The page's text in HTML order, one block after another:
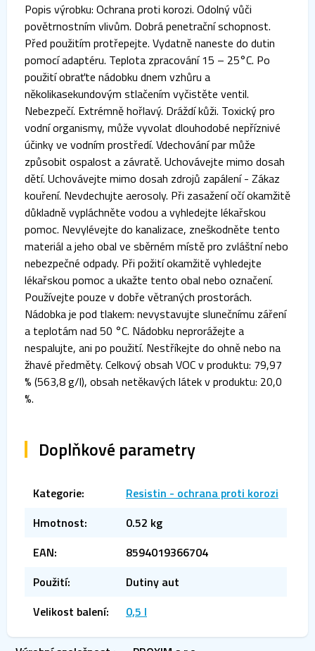
Popis výrobku: Ochrana proti korozi. Odolný vůči
povětrnostním vlivům. Dobrá penetrační schopnost.
Před použitím protřepejte. Vydatně naneste do dutin
pomocí adaptéru. Teplota zpracování 15 – 25°C. Po
použití obraťte nádobku dnem vzhůru a
několikasekundovým stlačením vyčistěte ventil.
Nebezpečí. Extrémně hořlavý. Dráždí kůži. Toxický pro
vodní organismy, může vyvolat dlouhodobé nepříznivé
účinky ve vodním prostředí. Vdechování par může
způsobit ospalost a závratě. Uchovávejte mimo dosah
dětí. Uchovávejte mimo dosah zdrojů zapálení - Zákaz
kouření. Nevdechujte aerosoly. Při zasažení očí okamžitě
důkladně vypláchněte vodou a vyhledejte lékařskou
pomoc. Nevylévejte do kanalizace, zneškodněte tento
materiál a jeho obal ve sběrném místě pro zvláštní nebo
nebezpečné odpady. Při požití okamžitě vyhledejte
lékařskou pomoc a ukažte tento obal nebo označení.
Používejte pouze v dobře větraných prostorách.
Nádobka je pod tlakem: nevystavujte slunečnímu záření
a teplotám nad 50 °C. Nádobku neprorážejte a
nespalujte, ani po použití. Nestříkejte do ohně nebo na
žhavé předměty. Celkový obsah VOC v produktu: 79,97
% (563,8 g/l), obsah netěkavých látek v produktu: 20,0
%.
Doplňkové parametry
Kategorie:
Resistin - ochrana proti korozi
Hmotnost:
0.52 kg
EAN:
8594019366704
Použití:
Dutiny aut
Velikost balení: 0,5 l